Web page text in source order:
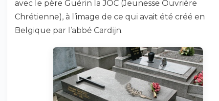
avec le père Guérin la JOC (Jeunesse Ouvrière
Chrétienne), à l’image de ce qui avait été créé en
Belgique par l’abbé Cardijn.